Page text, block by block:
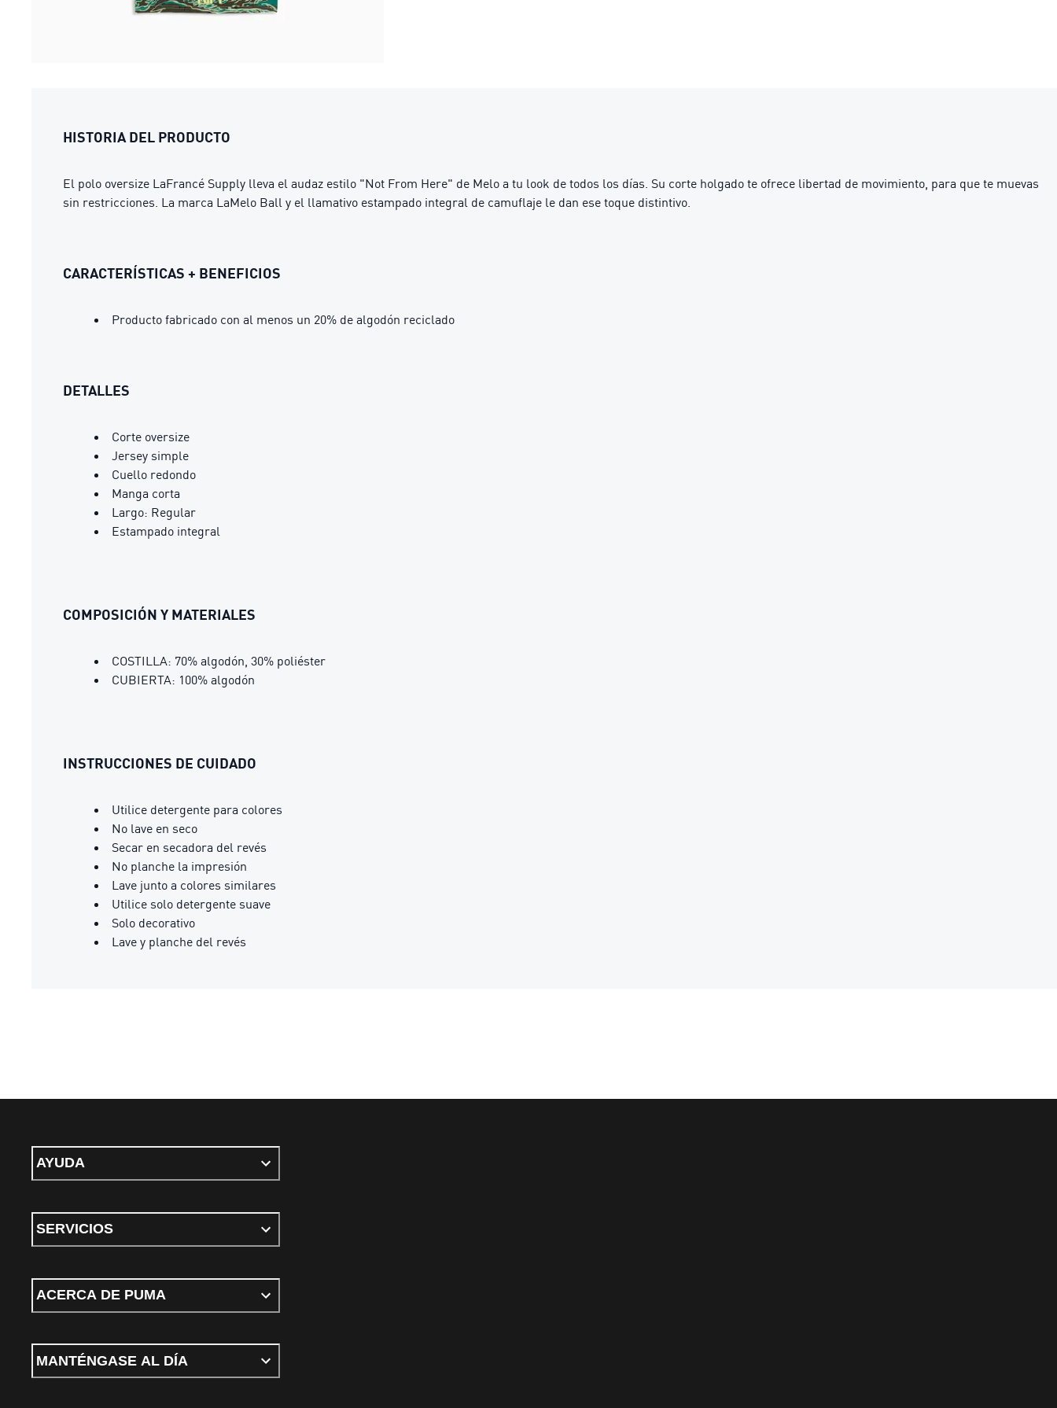
HISTORIA DEL PRODUCTO
El polo oversize LaFrancé Supply lleva el audaz estilo "Not From Here" de Melo a tu look de todos los días. Su corte holgado te ofrece libertad de movimiento, para que te muevas
sin restricciones. La marca LaMelo Ball y el llamativo estampado integral de camuflaje le dan ese toque distintivo.
CARACTERÍSTICAS + BENEFICIOS
Producto fabricado con al menos un 20% de algodón reciclado
DETALLES
Corte oversize
Jersey simple
Cuello redondo
Manga corta
Largo: Regular
Estampado integral
COMPOSICIÓN Y MATERIALES
COSTILLA: 70% algodón, 30% poliéster
CUBIERTA: 100% algodón
INSTRUCCIONES DE CUIDADO
Utilice detergente para colores
No lave en seco
Secar en secadora del revés
No planche la impresión
Lave junto a colores similares
Utilice solo detergente suave
Solo decorativo
Lave y planche del revés
AYUDA
SERVICIOS
ACERCA DE PUMA
MANTÉNGASE AL DÍA